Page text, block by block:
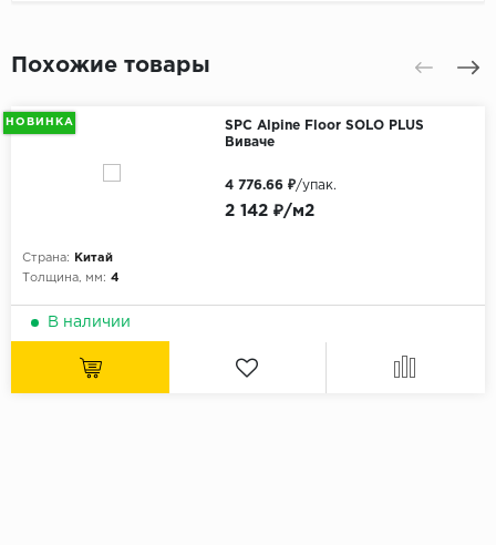
Похожие товары
НОВИНКА
SPC Alpine Floor SOLO PLUS
Виваче
Страна:
Китай
Толщина, мм: 4
2 142 ₽/м2
4 776.66 ₽/упак.
В наличии